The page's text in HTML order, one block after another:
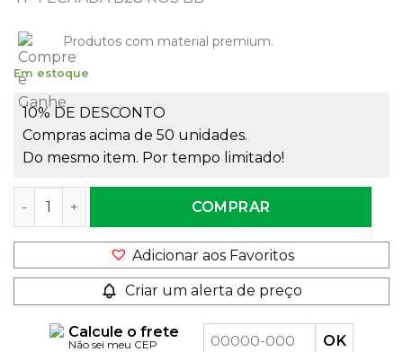
Produtos com material premium.
Em estoque
10% DE DESCONTO
Compras acima de 50 unidades.
Do mesmo item. Por tempo limitado!
COMPRAR
Adicionar aos Favoritos
Criar um alerta de preço
Calcule o frete
Não sei meu CEP